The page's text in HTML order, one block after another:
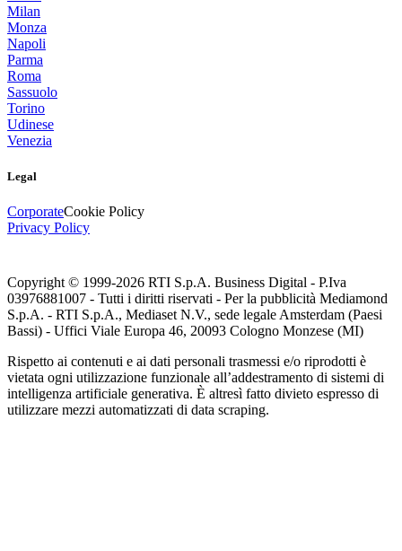
Milan
Monza
Napoli
Parma
Roma
Sassuolo
Torino
Udinese
Venezia
Legal
CorporateCookie Policy
Privacy Policy
Copyright © 1999-2026 RTI S.p.A. Business Digital - P.Iva
03976881007 - Tutti i diritti riservati - Per la pubblicità Mediamond
S.p.A. - RTI S.p.A., Mediaset N.V., sede legale Amsterdam (Paesi
Bassi) - Uffici Viale Europa 46, 20093 Cologno Monzese (MI)
Rispetto ai contenuti e ai dati personali trasmessi e/o riprodotti è
vietata ogni utilizzazione funzionale all’addestramento di sistemi di
intelligenza artificiale generativa. È altresì fatto divieto espresso di
utilizzare mezzi automatizzati di data scraping.